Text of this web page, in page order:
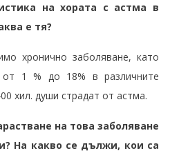
на хората с астма в
е тя?
хронично заболяване, като
от 1 % до 18% в различните
хил. души страдат от астма.
на това заболяване
На какво се дължи, кои са